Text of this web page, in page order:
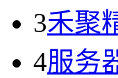
3禾聚
4服务